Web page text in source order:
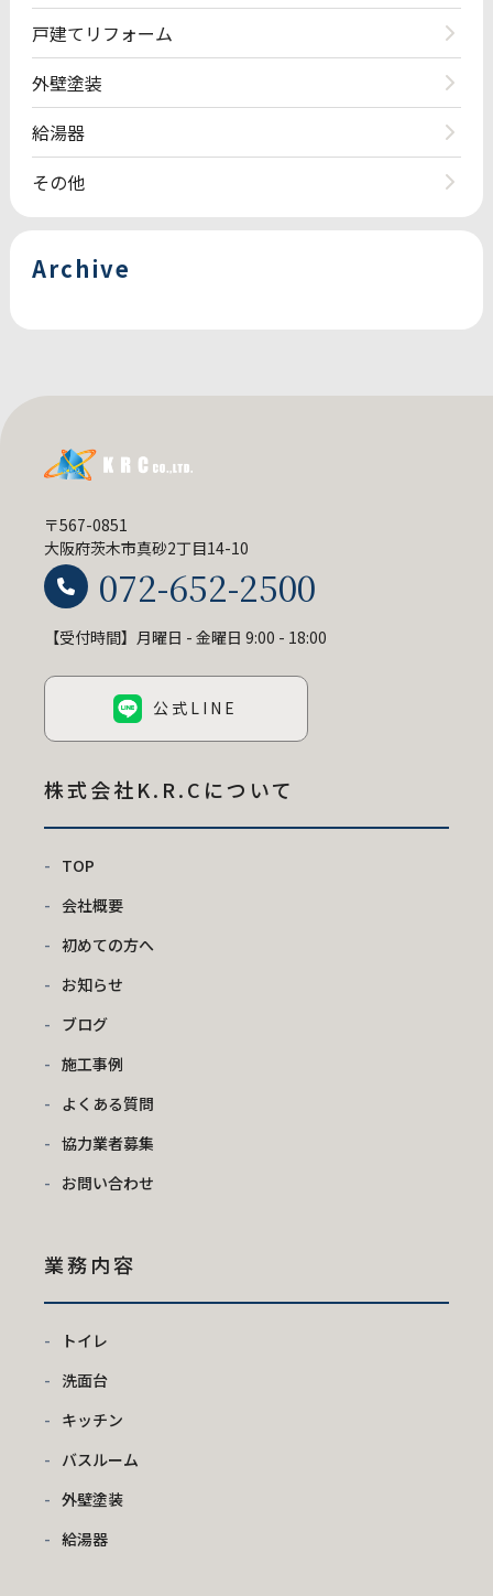
戸建てリフォーム
外壁塗装
給湯器
その他
Archive
〒567-0851
大阪府茨木市真砂2丁目14-10
072-652-2500
【受付時間】月曜日 - 金曜日 9:00 - 18:00
公式LINE
株式会社K.R.C について
TOP
会社概要
初めての方へ
お知らせ
ブログ
施工事例
よくある質問
協力業者募集
お問い合わせ
業務内容
トイレ
洗面台
キッチン
バスルーム
外壁塗装
給湯器